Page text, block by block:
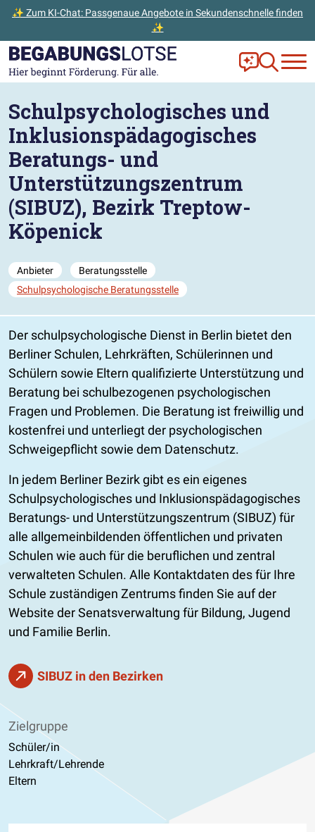
✨ Zum KI-Chat: Passgenaue Angebote in Sekundenschnelle finden
✨
Zum Hauptinhalt der Seite springen
Zur Startseite gehen Frag Ella!
Zur
Schulpsychologisches und
Inklusionspädagogisches
Beratungs- und
Unterstützungszentrum
(SIBUZ), Bezirk Treptow-
Köpenick
Anbieter
Beratungsstelle
Schulpsychologische Beratungsstelle
Der schulpsychologische Dienst in Berlin bietet den
Berliner Schulen, Lehrkräften, Schülerinnen und
Schülern sowie Eltern qualifizierte Unterstützung und
Beratung bei schulbezogenen psychologischen
Fragen und Problemen. Die Beratung ist freiwillig und
kostenfrei und unterliegt der psychologischen
Schweigepflicht sowie dem Datenschutz.
In jedem Berliner Bezirk gibt es ein eigenes
Schulpsychologisches und Inklusionspädagogisches
Beratungs- und Unterstützungszentrum (SIBUZ) für
alle allgemeinbildenden öffentlichen und privaten
Schulen wie auch für die beruflichen und zentral
verwalteten Schulen. Alle Kontaktdaten des für Ihre
Schule zuständigen Zentrums finden Sie auf der
Website der Senatsverwaltung für Bildung, Jugend
und Familie Berlin.
SIBUZ in den Bezirken
Zielgruppe
Schüler/in
Lehrkraft/Lehrende
Eltern